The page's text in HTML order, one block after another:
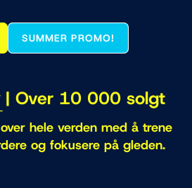
SUMMER PROMO!
| Over 10 000 solgt
hele verden med å trene
og fokusere på gleden.